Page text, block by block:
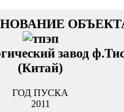
завод
(Китай)
2011